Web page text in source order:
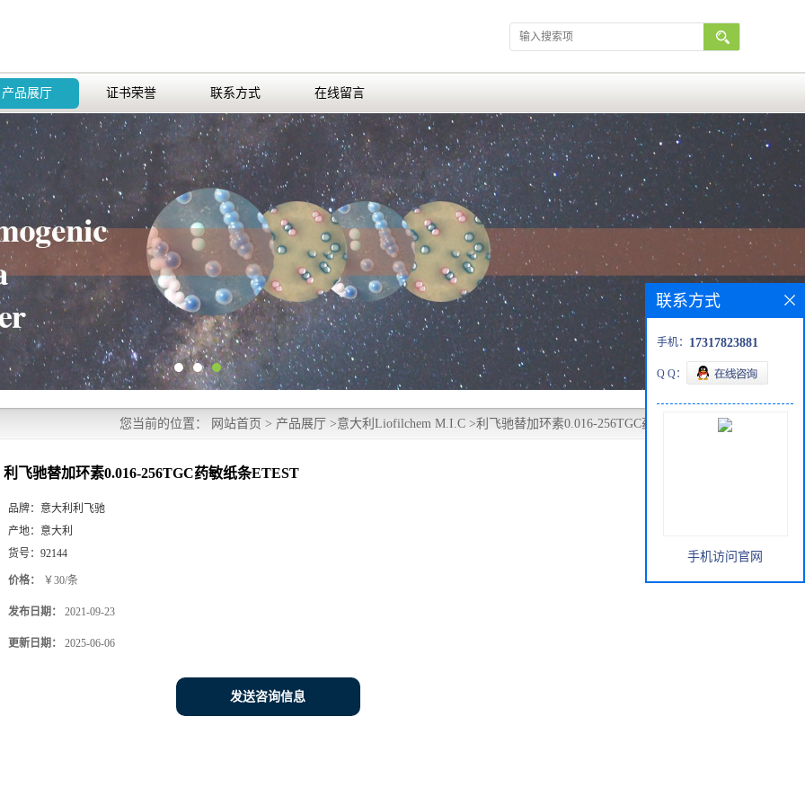
产品展厅 证书荣誉 联系方式 在线留言
您当前的位置： 网站首页 > 产品展厅 >意大利Liofilchem M.I.C >利飞驰替加环素0.016-256TGC药敏纸条ETEST
利飞驰替加环素0.016-256TGC药敏纸条ETEST
品牌： 意大利利飞驰
产地： 意大利
货号： 92144
价格： ￥30/条
发布日期： 2021-09-23
更新日期： 2025-06-06
发送咨询信息
联系方式
手机： 17317823881
Q Q：
手机访问官网